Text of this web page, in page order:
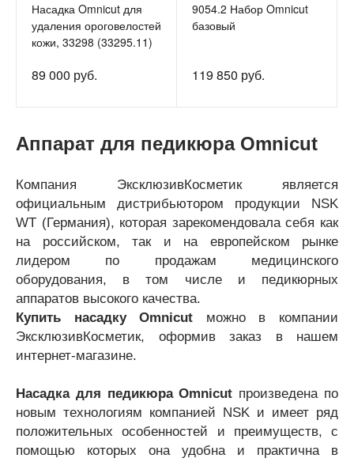
Насадка Omnicut для
удаления ороговелостей
кожи, 33298 (33295.11)
89 000 руб.
9054.2 Набор Omnicut
базовый
119 850 руб.
Аппарат для педикюра Omnicut
Компания ЭксклюзивКосметик является
официальным дистрибьютором продукции NSK
WT (Германия), которая зарекомендовала себя как
на российском, так и на европейском рынке
лидером по продажам медицинского
оборудования, в том числе и педикюрных
аппаратов высокого качества.
Купить насадку Omnicut можно в компании
ЭксклюзивКосметик, оформив заказ в нашем
интернет-магазине.
Насадка для педикюра Omnicut произведена по
новым технологиям компанией NSK и имеет ряд
положительных особенностей и преимуществ, с
помощью которых она удобна и практична в